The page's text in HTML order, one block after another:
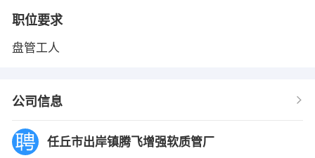
职位要求
盘管工人
公司信息
任丘市出岸镇腾飞增强软质管厂